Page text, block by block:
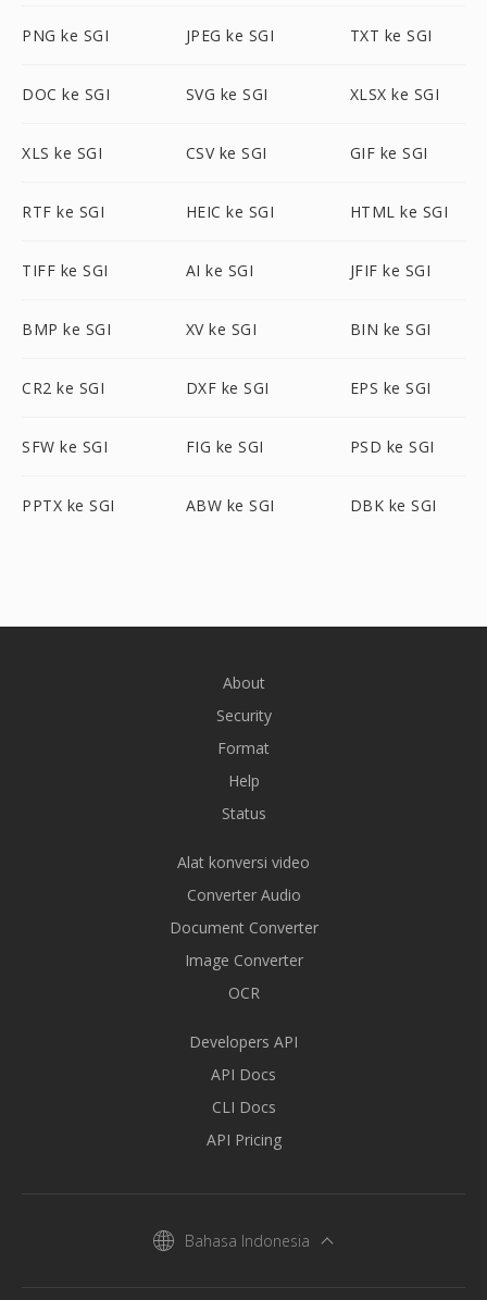
PNG ke SGI JPEG ke SGI TXT ke SGI
DOC ke SGI SVG ke SGI XLSX ke SGI
XLS ke SGI CSV ke SGI GIF ke SGI
RTF ke SGI HEIC ke SGI HTML ke SGI
TIFF ke SGI AI ke SGI JFIF ke SGI
BMP ke SGI XV ke SGI BIN ke SGI
CR2 ke SGI DXF ke SGI EPS ke SGI
SFW ke SGI FIG ke SGI PSD ke SGI
PPTX ke SGI ABW ke SGI DBK ke SGI
About
Security
Format
Help
Status
Alat konversi video
Converter Audio
Document Converter
Image Converter
OCR
Developers API
API Docs
CLI Docs
API Pricing
Bahasa Indonesia